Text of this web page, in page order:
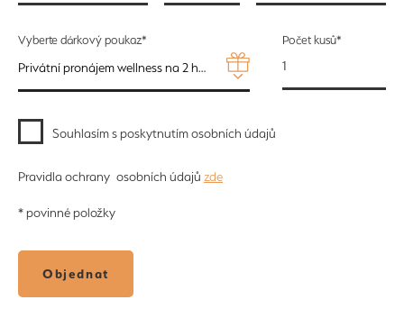
Vyberte dárkový poukaz*
Privátní pronájem wellness na 2 hodiny pro 2os. + balíček občerstvení STANDARD ALKO - 3150 Kč
Počet kusů*
Souhlasím s poskytnutím osobních údajů
Pravidla ochrany osobních údajů zde
* povinné položky
Objednat